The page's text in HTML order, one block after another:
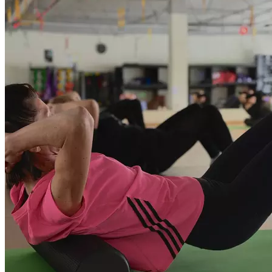
повязку, имеются в виду соединительные ткани,
покрывающие пучки нервов и сосудов, сухожилия.
Их здоровье очень важно для общего положительного
самочувствия организма. Если говорить проще, то МФР —
это тренировка, которая помогает расслаблять мышцы
фасции. Специальные упражнения, которые выполняются
на тренировке, расслабляюще действуют на фасции и мышцы,
а в последствии и растягивают их. Благодаря таким
тренировках снимается лишнее напряжении с мышц и тела
в целом, а также улучшается состояние суставов —
они становятся более гибкими и подвижными. Длительность
тренировки 55 минут.